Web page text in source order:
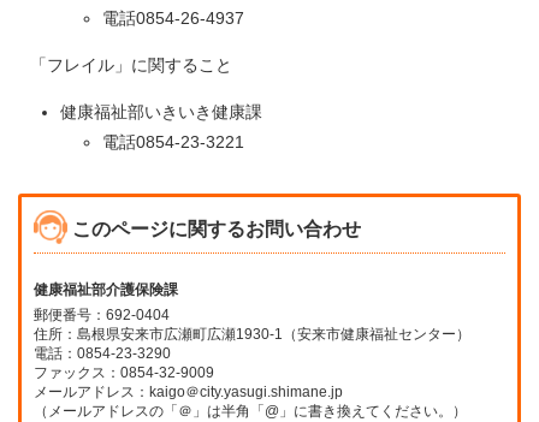
電話0854-26-4937
「フレイル」に関すること
健康福祉部いきいき健康課
電話0854-23-3221
このページに関するお問い合わせ
健康福祉部介護保険課
郵便番号：692-0404
住所：島根県安来市広瀬町広瀬1930-1（安来市健康福祉センター）
電話：0854-23-3290
ファックス：0854-32-9009
メールアドレス：kaigo＠city.yasugi.shimane.jp
（メールアドレスの「＠」は半角「@」に書き換えてください。）